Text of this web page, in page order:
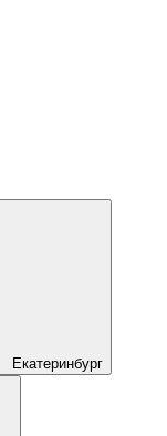
Екатеринбург